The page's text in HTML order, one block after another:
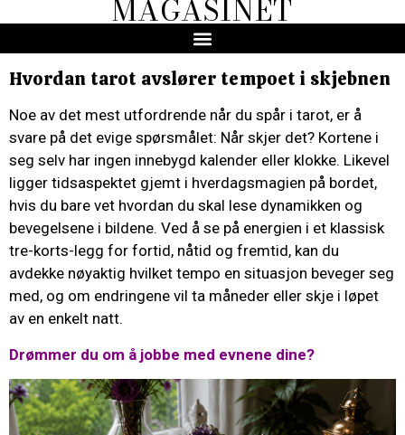
MAGASINET
Hvordan tarot avslører tempoet i skjebnen
Noe av det mest utfordrende når du spår i tarot, er å
svare på det evige spørsmålet: Når skjer det? Kortene i
seg selv har ingen innebygd kalender eller klokke. Likevel
ligger tidsaspektet gjemt i hverdagsmagien på bordet,
hvis du bare vet hvordan du skal lese dynamikken og
bevegelsene i bildene. Ved å se på energien i et klassisk
tre-korts-legg for fortid, nåtid og fremtid, kan du
avdekke nøyaktig hvilket tempo en situasjon beveger seg
med, og om endringene vil ta måneder eller skje i løpet
av en enkelt natt.
Drømmer du om å jobbe med evnene dine?